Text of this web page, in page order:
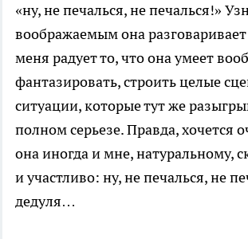
«ну, не печалься, не печалься!»
воображаемым она разговаривает
меня радует то, что она умеет
фантазировать, строить целые
ситуации, которые тут же
полном серьезе. Правда, хочется
она иногда и мне, натуральному,
и участливо: ну, не печалься, не
дедуля…